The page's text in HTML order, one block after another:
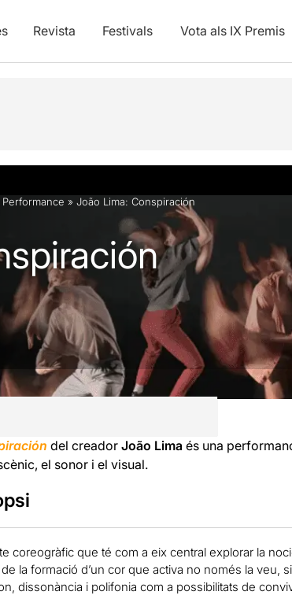
Revista Festivals Vota als IX Premis
Performance » João Lima: Conspiración
del creador João Lima és una
el sonor i el visual.
coreogràfic que té com a eix central explorar la
la formació d’un cor que activa no només la veu,
dissonància i polifonia com a possibilitats de